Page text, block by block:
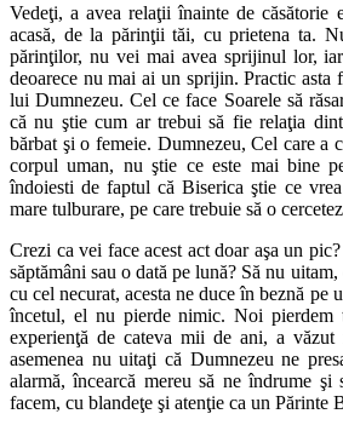
Vedeţi, a avea relaţii înainte de căsătorie
acasă, de la părinţii tăi, cu prietena ta.
părinţilor, nu vei mai avea sprijinul lor,
deoarece nu mai ai un sprijin. Practic asta
lui Dumnezeu. Cel ce face Soarele să
că nu ştie cum ar trebui să fie relaţia
bărbat şi o femeie. Dumnezeu, Cel care a
corpul uman, nu ştie ce este mai bine
îndoiesti de faptul că Biserica ştie ce
mare tulburare, pe care trebuie să o
Crezi ca vei face acest act doar aşa un
săptămâni sau o dată pe lună? Să nu
cu cel necurat, acesta ne duce în beznă pe
încetul, el nu pierde nimic. Noi
experienţă de cateva mii de ani, a
asemenea nu uitaţi că Dumnezeu ne
alarmă, încearcă mereu să ne îndrume şi
facem, cu blandeţe şi atenţie ca un Părinte